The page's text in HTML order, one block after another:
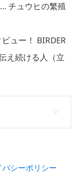
チュウヒの繁殖
ュー！ BIRDER
え続ける人（立
バシーポリシー